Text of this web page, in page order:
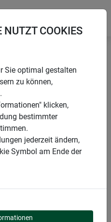
NUTZT COOKIES
Sie optimal gestalten
zu können,
klicken,
bestimmter
jederzeit ändern,
Symbol am Ende der